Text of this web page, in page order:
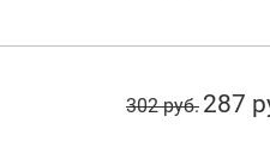
302 руб. 287